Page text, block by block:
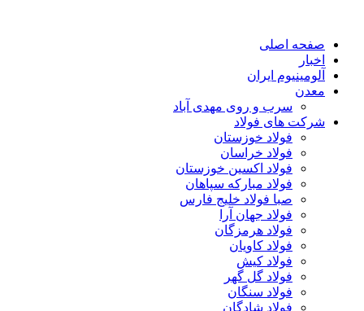
صفحه اصلی
اخبار
آلومینیوم ایران
معدن
سرب و روی مهدی آباد
شرکت های فولاد
فولاد خوزستان
فولاد خراسان
فولاد اکسین خوزستان
فولاد مبارکه سپاهان
صبا فولاد خلیج فارس
فولاد جهان آرا
فولاد هرمزگان
فولاد کاویان
فولاد کیش
فولاد گل گهر
فولاد سنگان
فولاد شادگان